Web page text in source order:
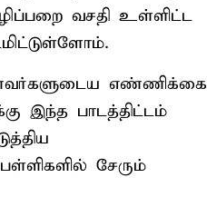
வசதி உள்ளிட்ட
எண்ணிக்கை
இந்த பாடத்திட்டம்
சேரும்